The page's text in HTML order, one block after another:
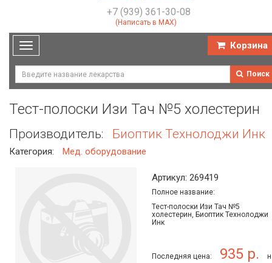
+7 (939) 361-30-08
(Написать в MAX)
Toggle
navigation
Корзина
Поиск
Тест-полоски Изи Тач №5 холестерин
Производитель: Биоптик Технолоджи Инк
Категория: Мед. оборудование
Артикул: 269419
Полное название:
Тест-полоски Изи Тач №5
холестерин, Биоптик Технолоджи
Инк
Последняя цена: 935 р.